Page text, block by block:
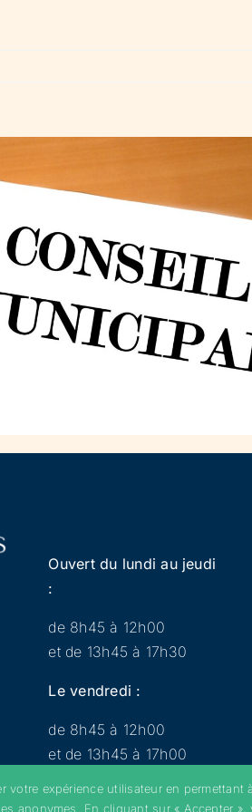
Ouvert du lundi au jeudi
:
de 8h45 à 12h00
et de 13h45 à 17h30
Le vendredi :
de 8h45 à 12h00
et de 13h45 à 17h00
votre expérience utilisateur en permettant
anonymes. En cliquant sur « Accepter »,